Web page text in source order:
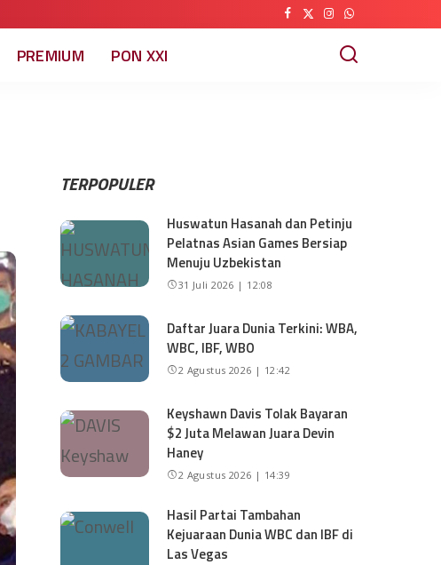
PREMIUM PON XXI
TERPOPULER
Huswatun Hasanah dan Petinju
Pelatnas Asian Games Bersiap
Menuju Uzbekistan
31 Juli 2026 | 12:08
Daftar Juara Dunia Terkini: WBA,
WBC, IBF, WBO
2 Agustus 2026 | 12:42
Keyshawn Davis Tolak Bayaran
$2 Juta Melawan Juara Devin
Haney
2 Agustus 2026 | 14:39
Hasil Partai Tambahan
Kejuaraan Dunia WBC dan IBF di
Las Vegas